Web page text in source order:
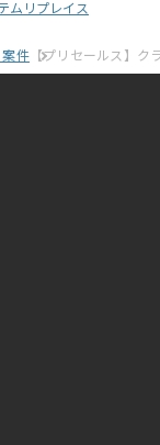
ムリプレイス
案件【プリセールス】ク